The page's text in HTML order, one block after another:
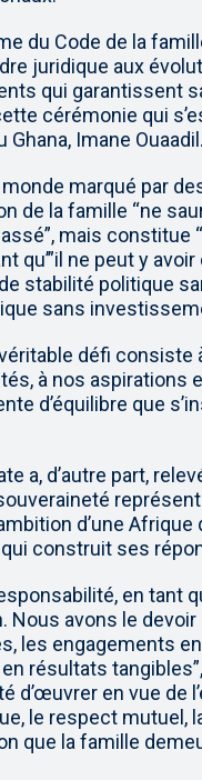
du Code de la
juridique aux
qui garantissent
cérémonie qui
Ghana, Imane Ouaadil.
monde marqué par
de la famille “ne
mais constitue
qu’”il ne peut y
stabilité politique
sans
défi consiste
à nos aspirations
d’équilibre que
a, d’autre part,
d’une
construit ses
en tant
Nous avons le
les engagements
résultats
d’œuvrer en vue de
le respect mutuel,
que la famille